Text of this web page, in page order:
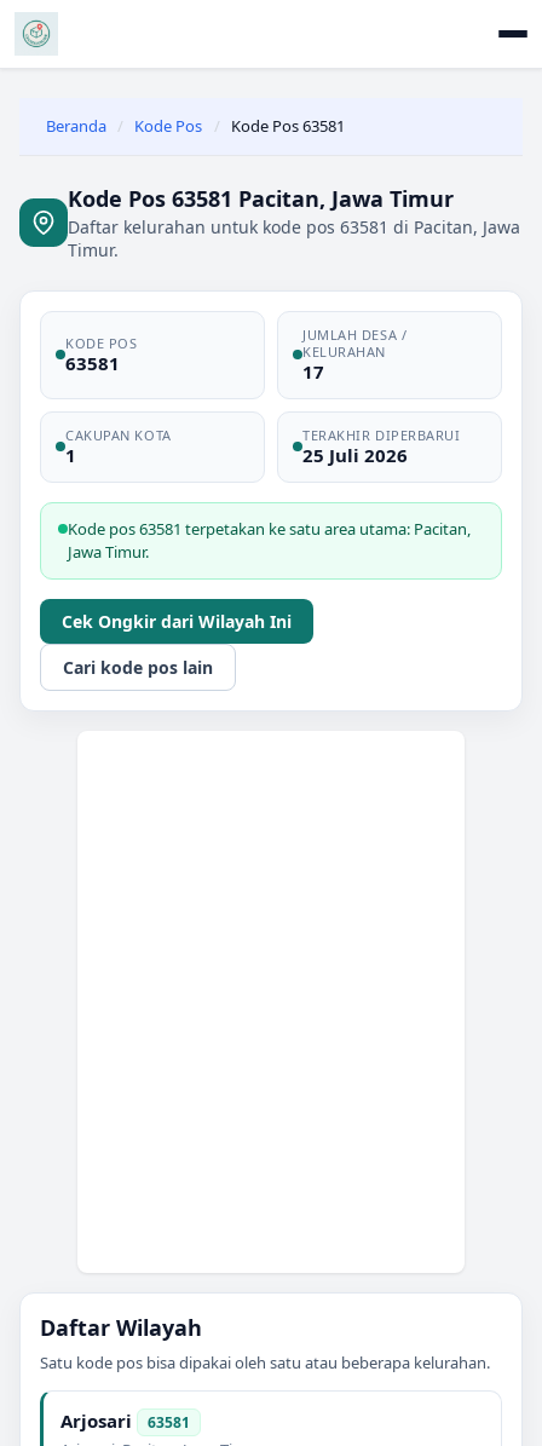
Beranda / Kode Pos / Kode Pos 63581
Kode Pos 63581 Pacitan, Jawa Timur
Daftar kelurahan untuk kode pos 63581 di Pacitan, Jawa
Timur.
KODE POS
63581
JUMLAH DESA /
KELURAHAN
17
CAKUPAN KOTA
1
TERAKHIR DIPERBARUI
25 Juli 2026
Kode pos 63581 terpetakan ke satu area utama: Pacitan,
Jawa Timur.
Cek Ongkir dari Wilayah Ini
Cari kode pos lain
Daftar Wilayah
Satu kode pos bisa dipakai oleh satu atau beberapa kelurahan.
Arjosari 63581